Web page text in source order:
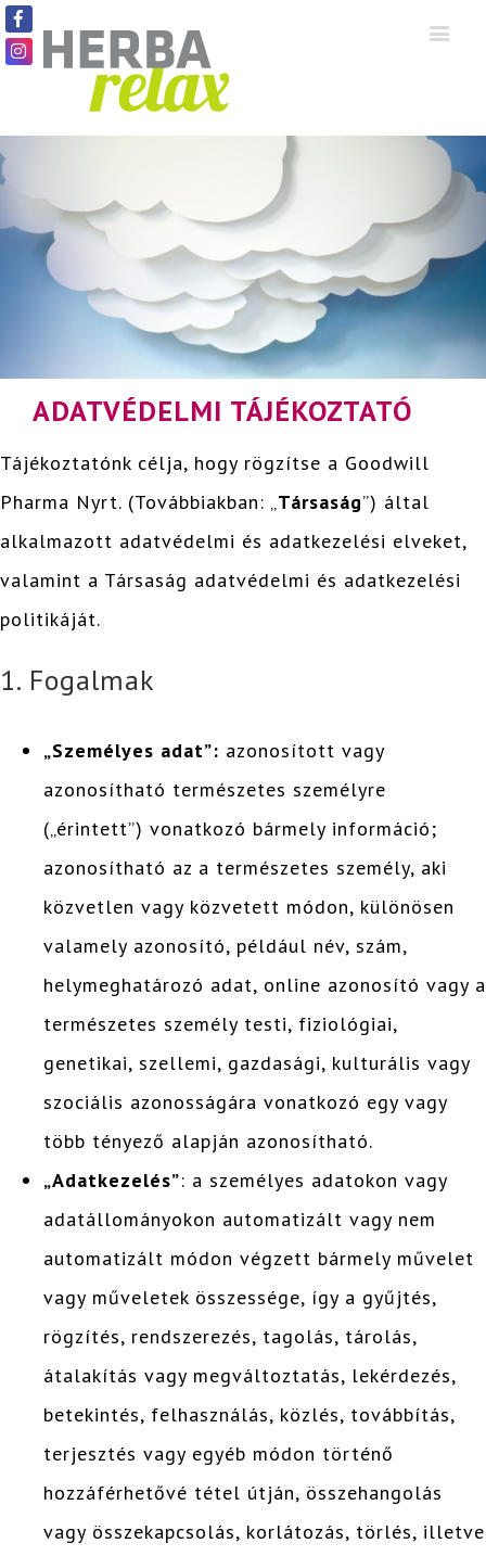
ADATVÉDELMI TÁJÉKOZTATÓ
Tájékoztatónk célja, hogy rögzítse a Goodwill
Pharma Nyrt. (Továbbiakban: „Társaság”) által
alkalmazott adatvédelmi és adatkezelési elveket,
valamint a Társaság adatvédelmi és adatkezelési
politikáját.
1. Fogalmak
„Személyes adat”: azonosított vagy
azonosítható természetes személyre
(„érintett”) vonatkozó bármely információ;
azonosítható az a természetes személy, aki
közvetlen vagy közvetett módon, különösen
valamely azonosító, például név, szám,
helymeghatározó adat, online azonosító vagy a
természetes személy testi, fiziológiai,
genetikai, szellemi, gazdasági, kulturális vagy
szociális azonosságára vonatkozó egy vagy
több tényező alapján azonosítható.
„Adatkezelés”: a személyes adatokon vagy
adatállományokon automatizált vagy nem
automatizált módon végzett bármely művelet
vagy műveletek összessége, így a gyűjtés,
rögzítés, rendszerezés, tagolás, tárolás,
átalakítás vagy megváltoztatás, lekérdezés,
betekintés, felhasználás, közlés, továbbítás,
terjesztés vagy egyéb módon történő
hozzáférhetővé tétel útján, összehangolás
vagy összekapcsolás, korlátozás, törlés, illetve